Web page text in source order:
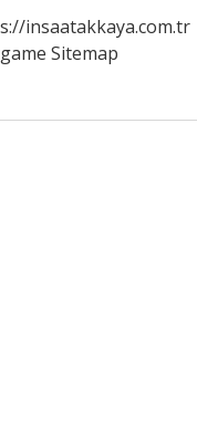
insaatakkaya.com.tr
Sitemap